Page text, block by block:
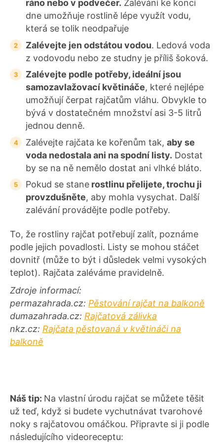
ráno nebo v podvečer. Zalévání ke konci
dne umožňuje rostlině lépe využít vodu,
která se tolik neodpařuje
Zalévejte jen odstátou vodou. Ledová voda
z vodovodu nebo ze studny je příliš šoková.
Zalévejte podle potřeby, ideální jsou
samozavlažovací květináče, které nejlépe
umožňují čerpat rajčatům vláhu. Obvykle to
bývá v dostatečném množství asi 3-5 litrů
jednou denně.
Zalévejte rajčata ke kořenům tak, aby se
voda nedostala ani na spodní listy. Dostat
by se na ně nemělo dostat ani vlhké bláto.
Pokud se stane rostlinu přelijete, trochu ji
provzdušněte, aby mohla vysychat. Další
zalévání provádějte podle potřeby.
To, že rostliny rajčat potřebují zalít, poznáme
podle jejich povadlosti. Listy se mohou stáčet
dovnitř (může to být i důsledek velmi vysokých
teplot). Rajčata zaléváme pravidelně.
Zdroje informací:
permazahrada.cz: Pěstování rajčat na balkoně
dumazahrada.cz: Rajčatová zálivka
nkz.cz: Rajčata pěstovaná v květináči na
balkoně
Náš tip: Na vlastní úrodu rajčat se můžete těšit
už teď, když si budete vychutnávat tvarohové
noky s rajčatovou omáčkou. Připravte si ji podle
následujícího videoreceptu: